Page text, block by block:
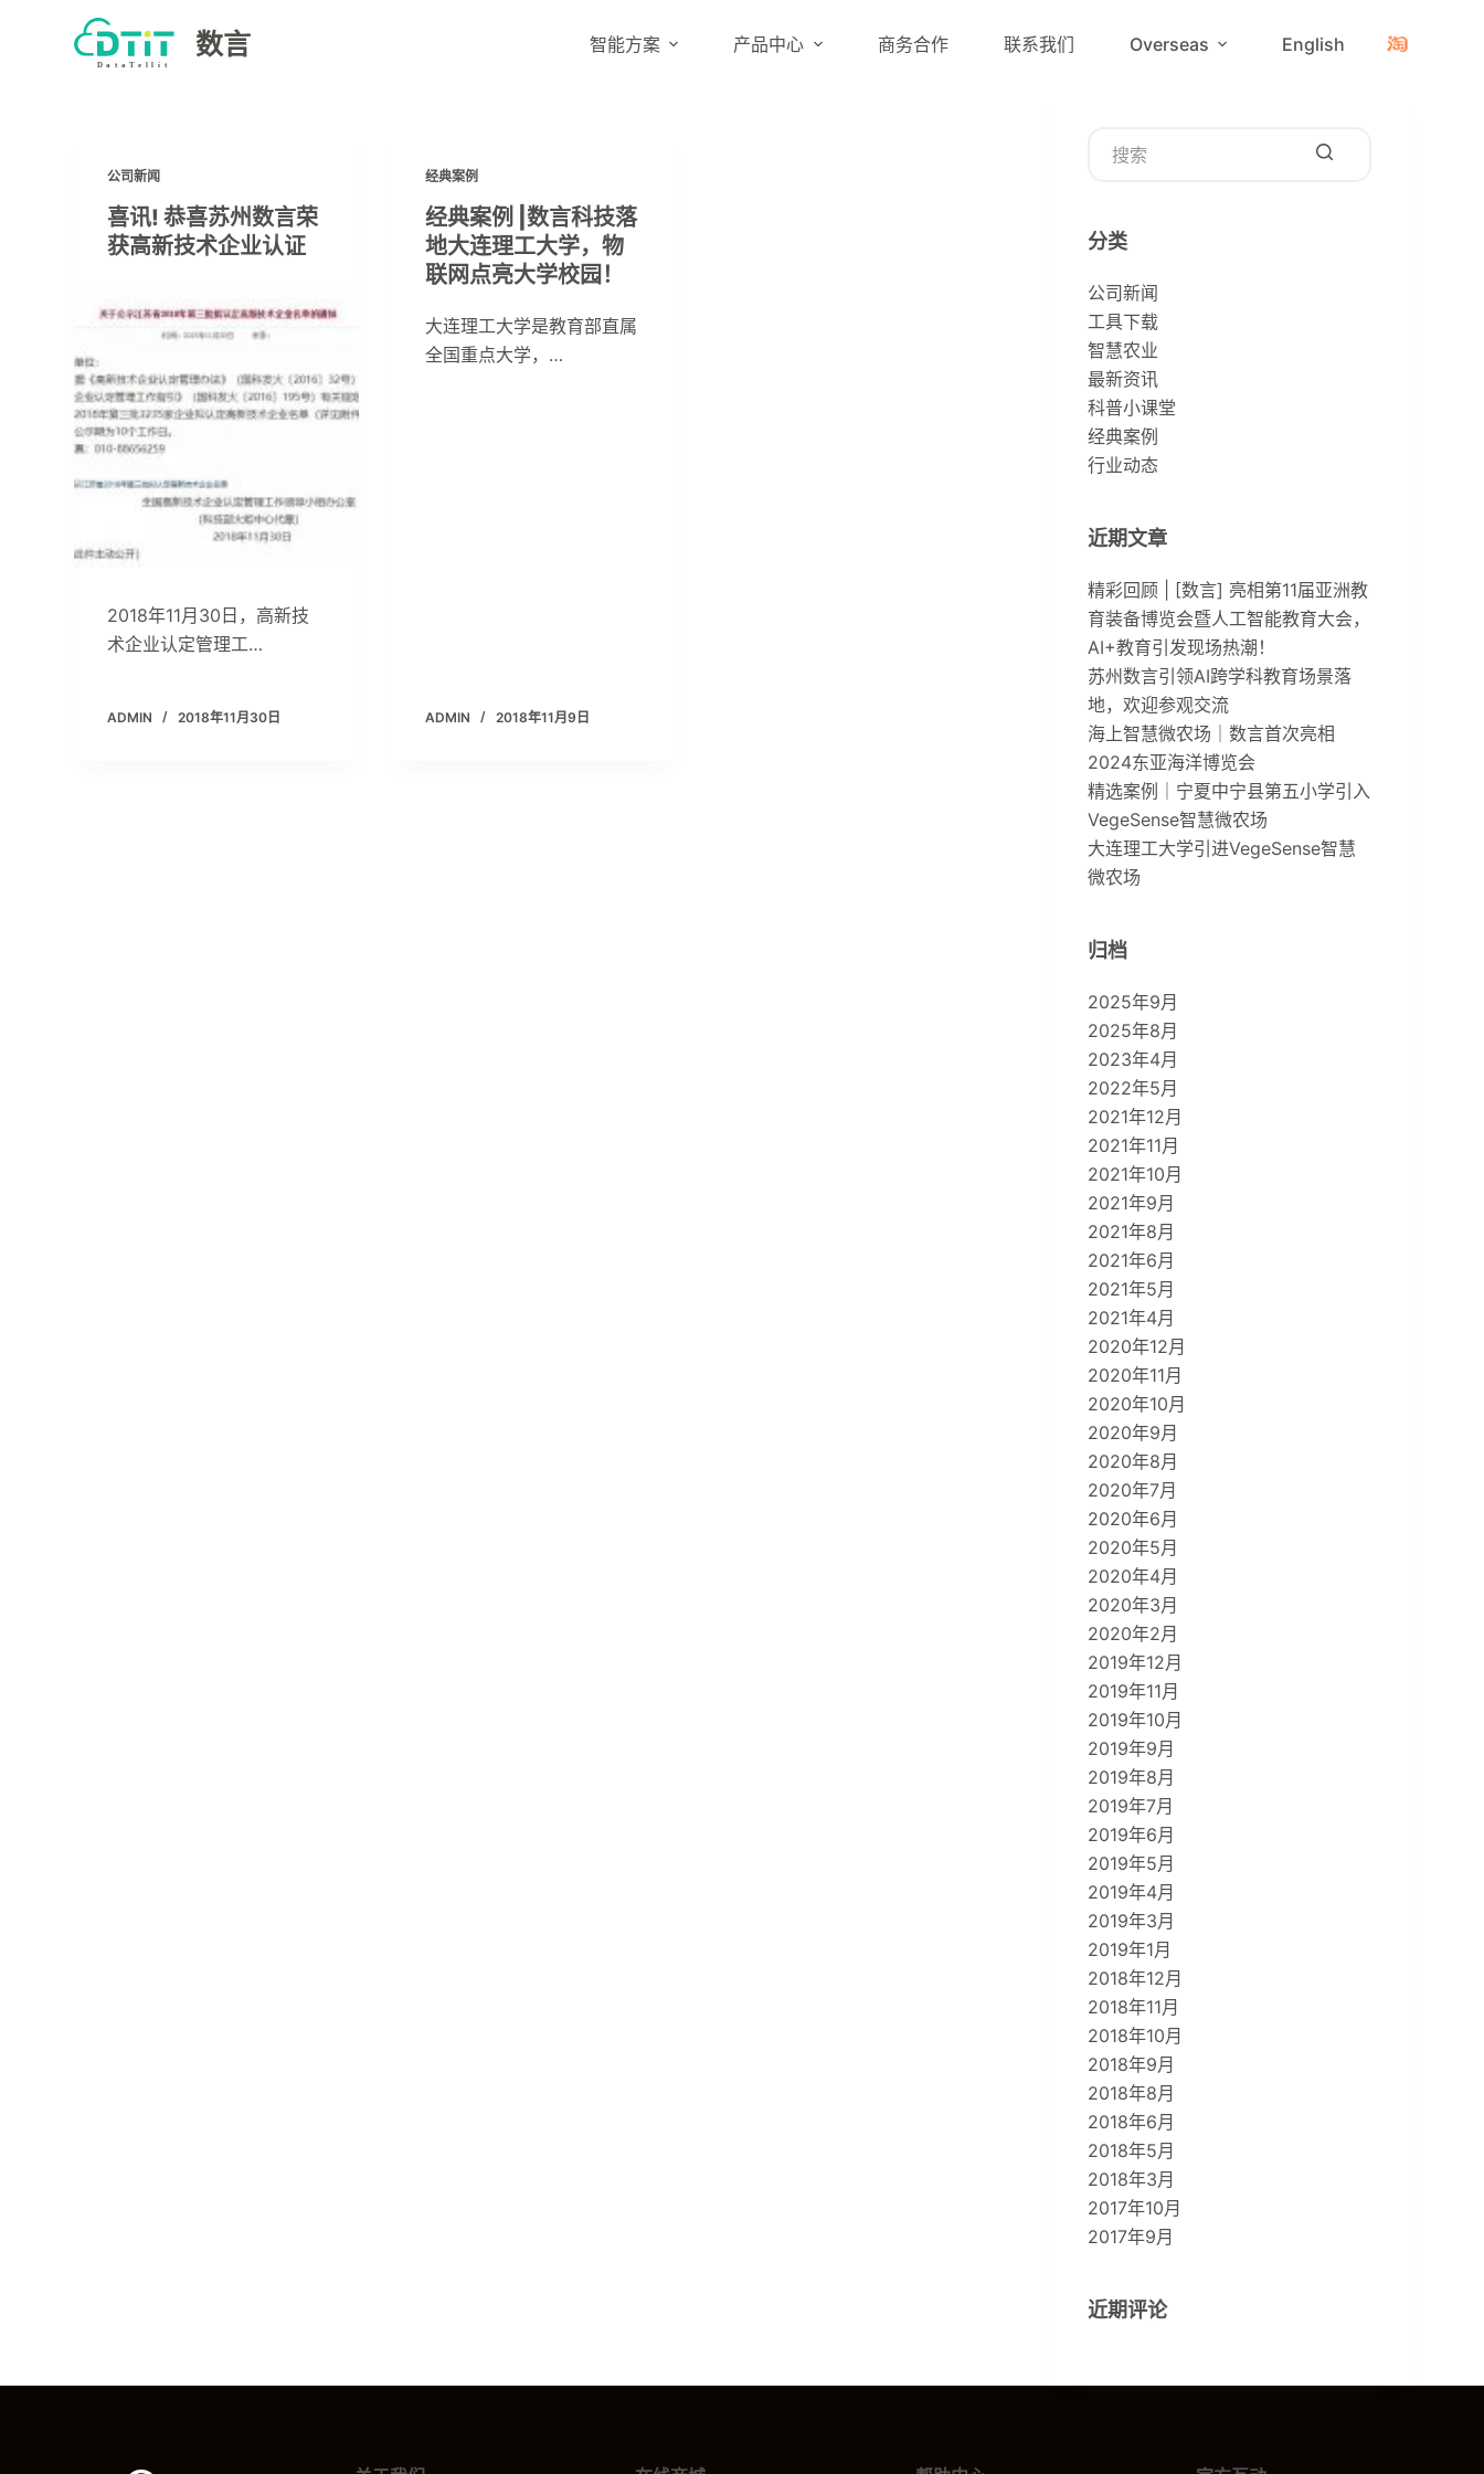
数言 智能方案 产品中心 商务合作 联系我们 Overseas English
公司新闻
喜讯! 恭喜苏州数言荣
获高新技术企业认证
2018年11月30日，高新技
术企业认定管理工…
ADMIN 2018年11月30日
经典案例
经典案例 |数言科技落
地大连理工大学，物
联网点亮大学校园！
大连理工大学是教育部直属
全国重点大学，…
ADMIN 2018年11月9日
果
分类
公司新闻
工具下载
智慧农业
最新资讯
科普小课堂
经典案例
行业动态
近期文章
精彩回顾 | [数言] 亮相第11届亚洲教
育装备博览会暨人工智能教育大会，
AI+教育引发现场热潮！
苏州数言引领AI跨学科教育场景落
地，欢迎参观交流
海上智慧微农场｜数言首次亮相
2024东亚海洋博览会
精选案例｜宁夏中宁县第五小学引入
VegeSense智慧微农场
大连理工大学引进VegeSense智慧
微农场
归档
2025年9月
2025年8月
2023年4月
2022年5月
2021年12月
2021年11月
2021年10月
2021年9月
2021年8月
2021年6月
2021年5月
2021年4月
2020年12月
2020年11月
2020年10月
2020年9月
2020年8月
2020年7月
2020年6月
2020年5月
2020年4月
2020年3月
2020年2月
2019年12月
2019年11月
2019年10月
2019年9月
2019年8月
2019年7月
2019年6月
2019年5月
2019年4月
2019年3月
2019年1月
2018年12月
2018年11月
2018年10月
2018年9月
2018年8月
2018年6月
2018年5月
2018年3月
2017年10月
2017年9月
近期评论